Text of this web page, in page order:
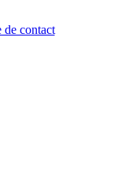
contact